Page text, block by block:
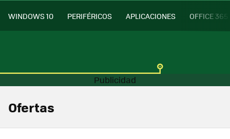
WINDOWS 10 PERIFÉRICOS APLICACIONES OFFICE 365
Ofertas